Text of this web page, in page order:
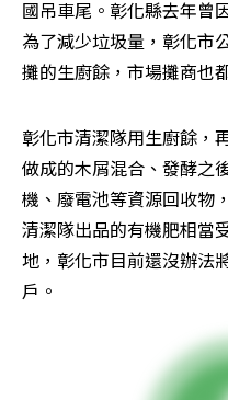
國吊車尾。彰化縣去年曾
為了減少垃圾量，彰化市
攤的生廚餘，市場攤商也
彰化市清潔隊用生廚餘，
做成的木屑混合、發酵之
機、廢電池等資源回收物
清潔隊出品的有機肥相當
地，彰化市目前還沒辦法
戶。